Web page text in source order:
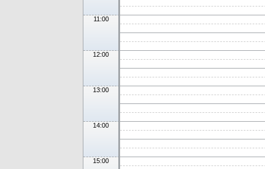
11:00
12:00
13:00
14:00
15:00